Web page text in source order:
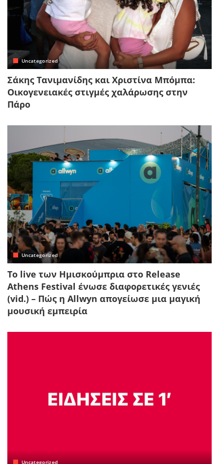
Uncategorized
Σάκης Τανιμανίδης και Χριστίνα Μπόμπα:
Οικογενειακές στιγμές χαλάρωσης στην
Πάρο
Uncategorized
Το live των Ημισκούμπρια στο Release
Athens Festival ένωσε διαφορετικές γενιές
(vid.) – Πώς η Allwyn απογείωσε μια μαγική
μουσική εμπειρία
Uncategorized